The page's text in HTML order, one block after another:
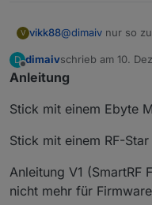
V vikk88@dimaiv nur so
Gruß Viktor
D
Offline
dimaivschrieb am 10.
zuletzt editiert
Anleitung
Stick mit einem Ebyte
Stick mit einem RF-
Anleitung V1 (SmartRF
nicht mehr für